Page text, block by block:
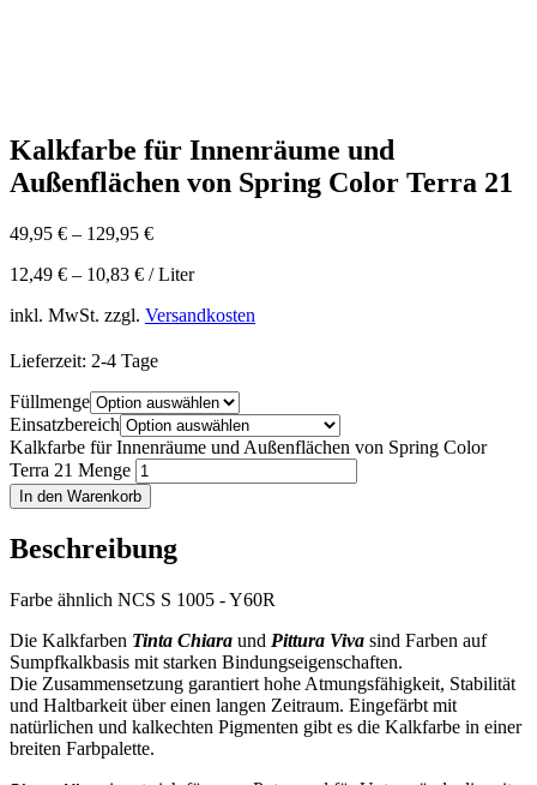
Kalkfarbe für Innenräume und
Außenflächen von Spring Color Terra 21
49,95 € – 129,95 €
12,49 € – 10,83 € /Liter
inkl. MwSt. zzgl. Versandkosten
Lieferzeit: 2-4 Tage
Füllmenge
Einsatzbereich
Kalkfarbe für Innenräume und Außenflächen von Spring Color
Terra 21 Menge
In den Warenkorb
Beschreibung
Farbe ähnlich NCS S 1005 - Y60R
Die Kalkfarben Tinta Chiara und Pittura Viva sind Farben auf
Sumpfkalkbasis mit starken Bindungseigenschaften.
Die Zusammensetzung garantiert hohe Atmungsfähigkeit, Stabilität
und Haltbarkeit über einen langen Zeitraum. Eingefärbt mit
natürlichen und kalkechten Pigmenten gibt es die Kalkfarbe in einer
breiten Farbpalette.